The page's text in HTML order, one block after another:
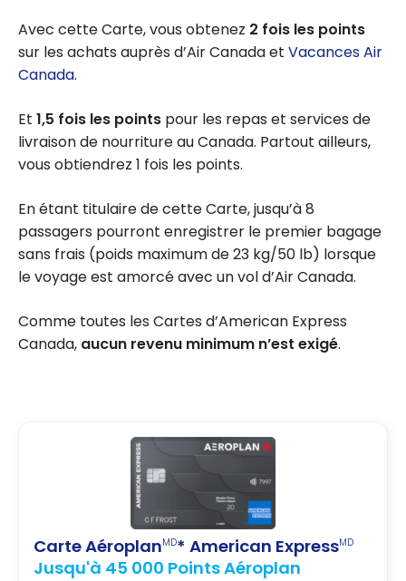
Avec cette Carte, vous obtenez 2 fois les points
sur les achats auprès d’Air Canada et Vacances Air
Canada.
Et 1,5 fois les points pour les repas et services de
livraison de nourriture au Canada. Partout ailleurs,
vous obtiendrez 1 fois les points.
En étant titulaire de cette Carte, jusqu’à 8
passagers pourront enregistrer le premier bagage
sans frais (poids maximum de 23 kg/50 lb) lorsque
le voyage est amorcé avec un vol d’Air Canada.
Comme toutes les Cartes d’American Express
Canada, aucun revenu minimum n’est exigé.
Carte AéroplanMD* American ExpressMD
Jusqu'à 45 000 Points Aéroplan